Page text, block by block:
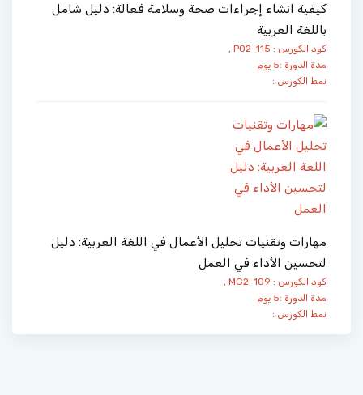
كيفية انشاء إجراءات صحة وسلامة فعالة: دليل شامل
باللغة العربية
كود الكورس : PO2-115 ,
مدة الدورة :5 يوم
نمط الكورس :
مهارات وتقنيات تحليل الأعمال في اللغة العربية: دليل
لتحسين الأداء في العمل
كود الكورس : MG2-109 ,
مدة الدورة :5 يوم
نمط الكورس :